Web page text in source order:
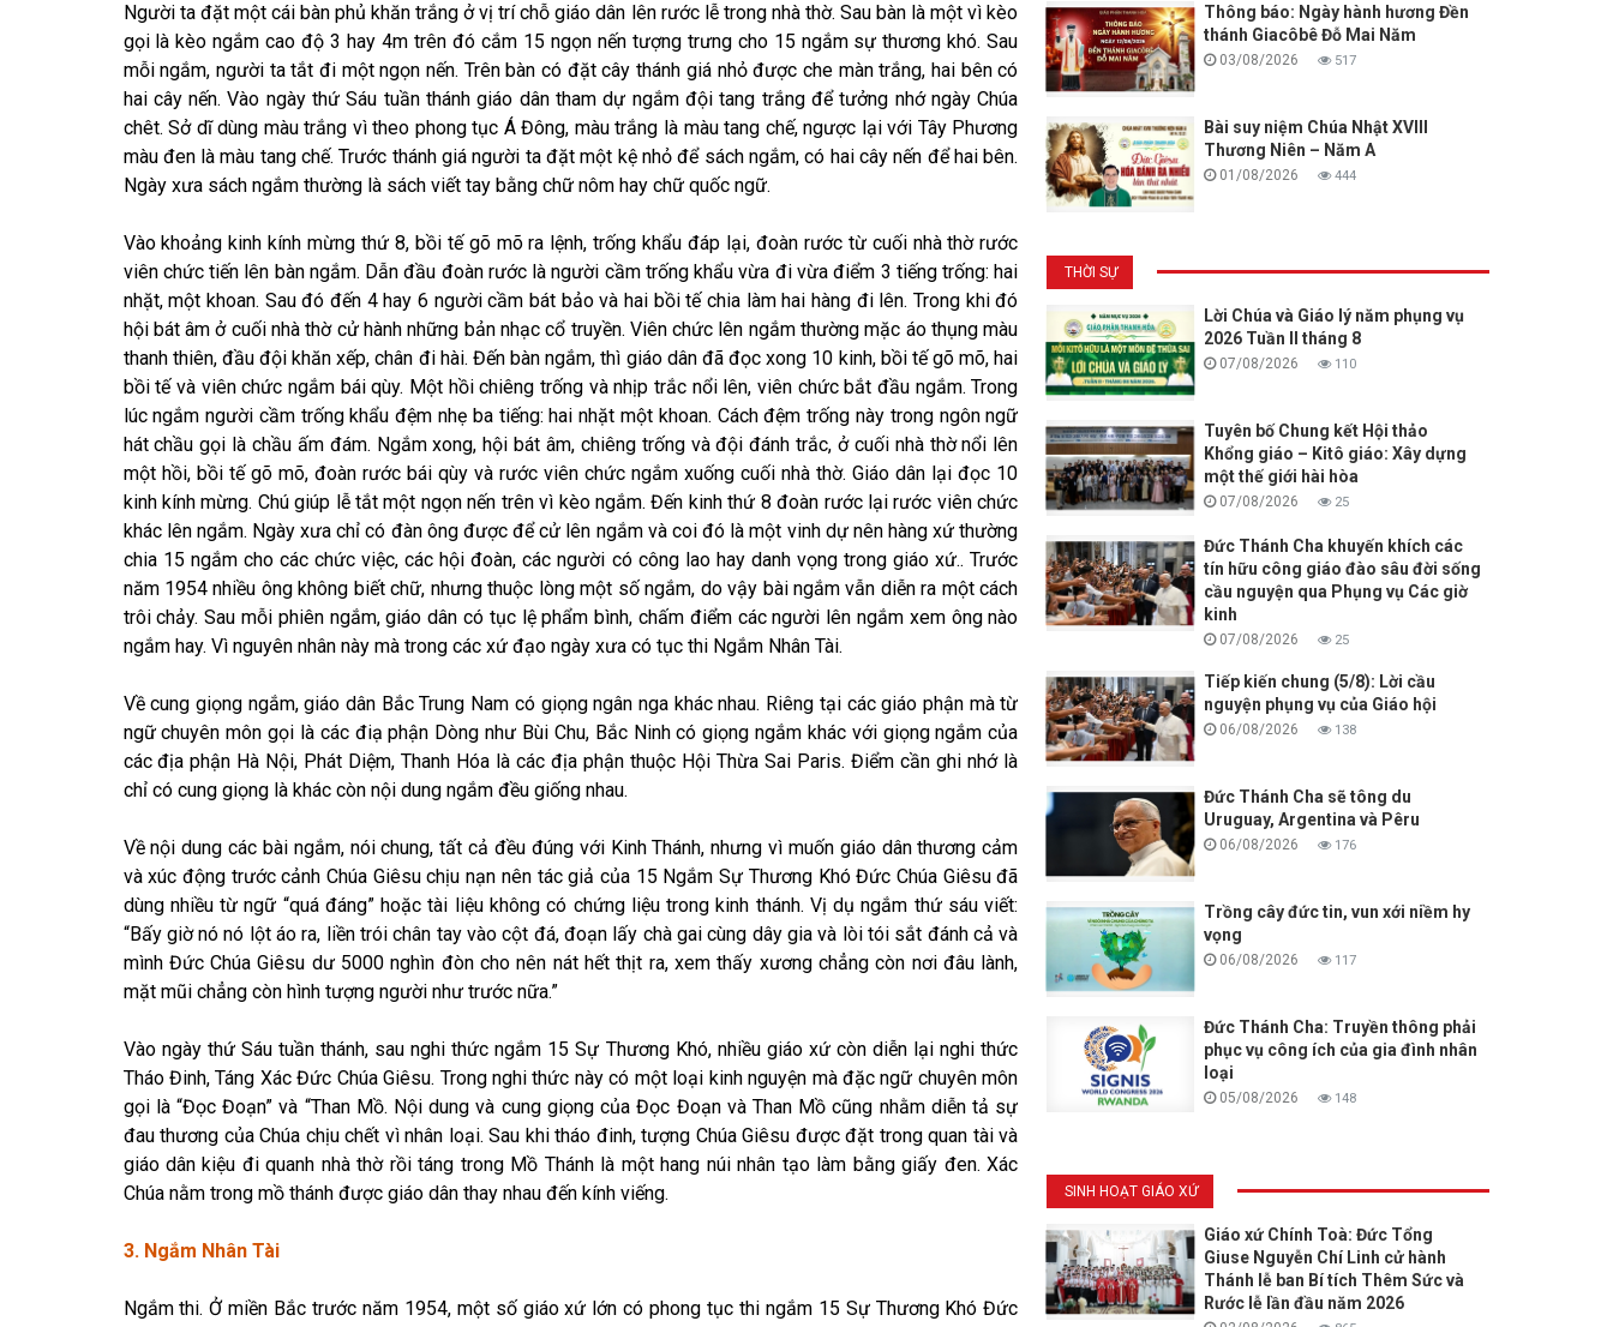
Người ta đặt một cái bàn phủ khăn trắng ở vị trí chỗ giáo dân lên rước lễ trong nhà thờ. Sau bàn là một vì kèo
gọi là kèo ngắm cao độ 3 hay 4m trên đó cắm 15 ngọn nến tượng trưng cho 15 ngắm sự thương khó. Sau
mỗi ngắm, người ta tắt đi một ngọn nến. Trên bàn có đặt cây thánh giá nhỏ được che màn trắng, hai bên có
hai cây nến. Vào ngày thứ Sáu tuần thánh giáo dân tham dự ngắm đội tang trắng để tưởng nhớ ngày Chúa
chêt. Sở dĩ dùng màu trắng vì theo phong tục Á Đông, màu trắng là màu tang chế, ngược lại với Tây Phương
màu đen là màu tang chế. Trước thánh giá người ta đặt một kệ nhỏ để sách ngắm, có hai cây nến để hai bên.
Ngày xưa sách ngắm thường là sách viết tay bằng chữ nôm hay chữ quốc ngữ.
Vào khoảng kinh kính mừng thứ 8, bồi tế gõ mõ ra lệnh, trống khẩu đáp lại, đoàn rước từ cuối nhà thờ rước
viên chức tiến lên bàn ngắm. Dẫn đầu đoàn rước là người cầm trống khẩu vừa đi vừa điểm 3 tiếng trống: hai
nhặt, một khoan. Sau đó đến 4 hay 6 người cầm bát bảo và hai bồi tế chia làm hai hàng đi lên. Trong khi đó
hội bát âm ở cuối nhà thờ cử hành những bản nhạc cổ truyền. Viên chức lên ngắm thường mặc áo thụng màu
thanh thiên, đầu đội khăn xếp, chân đi hài. Đến bàn ngắm, thì giáo dân đã đọc xong 10 kinh, bồi tế gõ mõ, hai
bồi tế và viên chức ngắm bái qùy. Một hồi chiêng trống và nhịp trắc nổi lên, viên chức bắt đầu ngắm. Trong
lúc ngắm người cầm trống khẩu đệm nhẹ ba tiếng: hai nhặt một khoan. Cách đệm trống này trong ngôn ngữ
hát chầu gọi là chầu ấm đám. Ngắm xong, hội bát âm, chiêng trống và đội đánh trắc, ở cuối nhà thờ nổi lên
một hồi, bồi tế gõ mõ, đoàn rước bái qùy và rước viên chức ngắm xuống cuối nhà thờ. Giáo dân lại đọc 10
kinh kính mừng. Chú giúp lễ tắt một ngọn nến trên vì kèo ngắm. Đến kinh thứ 8 đoàn rước lại rước viên chức
khác lên ngắm. Ngày xưa chỉ có đàn ông được để cử lên ngắm và coi đó là một vinh dự nên hàng xứ thường
chia 15 ngắm cho các chức việc, các hội đoàn, các người có công lao hay danh vọng trong giáo xứ.. Trước
năm 1954 nhiều ông không biết chữ, nhưng thuộc lòng một số ngắm, do vậy bài ngắm vẫn diễn ra một cách
trôi chảy. Sau mỗi phiên ngắm, giáo dân có tục lệ phẩm bình, chấm điểm các người lên ngắm xem ông nào
ngắm hay. Vì nguyên nhân này mà trong các xứ đạo ngày xưa có tục thi Ngắm Nhân Tài.
Về cung giọng ngắm, giáo dân Bắc Trung Nam có giọng ngân nga khác nhau. Riêng tại các giáo phận mà từ
ngữ chuyên môn gọi là các điạ phận Dòng như Bùi Chu, Bắc Ninh có giọng ngắm khác với giọng ngắm của
các địa phận Hà Nội, Phát Diệm, Thanh Hóa là các địa phận thuộc Hội Thừa Sai Paris. Điểm cần ghi nhớ là
chỉ có cung giọng là khác còn nội dung ngắm đều giống nhau.
Về nội dung các bài ngắm, nói chung, tất cả đều đúng với Kinh Thánh, nhưng vì muốn giáo dân thương cảm
và xúc động trước cảnh Chúa Giêsu chịu nạn nên tác giả của 15 Ngắm Sự Thương Khó Đức Chúa Giêsu đã
dùng nhiều từ ngữ “quá đáng” hoặc tài liệu không có chứng liệu trong kinh thánh. Vị dụ ngắm thứ sáu viết:
“Bấy giờ nó nó lột áo ra, liền trói chân tay vào cột đá, đoạn lấy chà gai cùng dây gia và lòi tói sắt đánh cả và
mình Đức Chúa Giêsu dư 5000 nghìn đòn cho nên nát hết thịt ra, xem thấy xương chẳng còn nơi đâu lành,
mặt mũi chẳng còn hình tượng người như trước nữa.”
Vào ngày thứ Sáu tuần thánh, sau nghi thức ngắm 15 Sự Thương Khó, nhiều giáo xứ còn diễn lại nghi thức
Tháo Đinh, Táng Xác Đức Chúa Giêsu. Trong nghi thức này có một loại kinh nguyện mà đặc ngữ chuyên môn
gọi là “Đọc Đoạn” và “Than Mồ. Nội dung và cung giọng của Đọc Đoạn và Than Mồ cũng nhằm diễn tả sự
đau thương của Chúa chịu chết vì nhân loại. Sau khi tháo đinh, tượng Chúa Giêsu được đặt trong quan tài và
giáo dân kiệu đi quanh nhà thờ rồi táng trong Mồ Thánh là một hang núi nhân tạo làm bằng giấy đen. Xác
Chúa nằm trong mồ thánh được giáo dân thay nhau đến kính viếng.
3. Ngắm Nhân Tài
Ngắm thi. Ở miền Bắc trước năm 1954, một số giáo xứ lớn có phong tục thi ngắm 15 Sự Thương Khó Đức
Thông báo: Ngày hành hương Đền
thánh Giacôbê Đỗ Mai Năm
03/08/2026 517
Bài suy niệm Chúa Nhật XVIII
Thương Niên – Năm A
01/08/2026 444
THỜI SỰ
Lời Chúa và Giáo lý năm phụng vụ
2026 Tuần II tháng 8
07/08/2026 110
Tuyên bố Chung kết Hội thảo
Khổng giáo – Kitô giáo: Xây dựng
một thế giới hài hòa
07/08/2026 25
Đức Thánh Cha khuyến khích các
tín hữu công giáo đào sâu đời sống
cầu nguyện qua Phụng vụ Các giờ
kinh
07/08/2026 25
Tiếp kiến chung (5/8): Lời cầu
nguyện phụng vụ của Giáo hội
06/08/2026 138
Đức Thánh Cha sẽ tông du
Uruguay, Argentina và Pêru
06/08/2026 176
Trồng cây đức tin, vun xới niềm hy
vọng
06/08/2026 117
Đức Thánh Cha: Truyền thông phải
phục vụ công ích của gia đình nhân
loại
05/08/2026 148
SINH HOẠT GIÁO XỨ
Giáo xứ Chính Toà: Đức Tổng
Giuse Nguyễn Chí Linh cử hành
Thánh lễ ban Bí tích Thêm Sức và
Rước lễ lần đầu năm 2026